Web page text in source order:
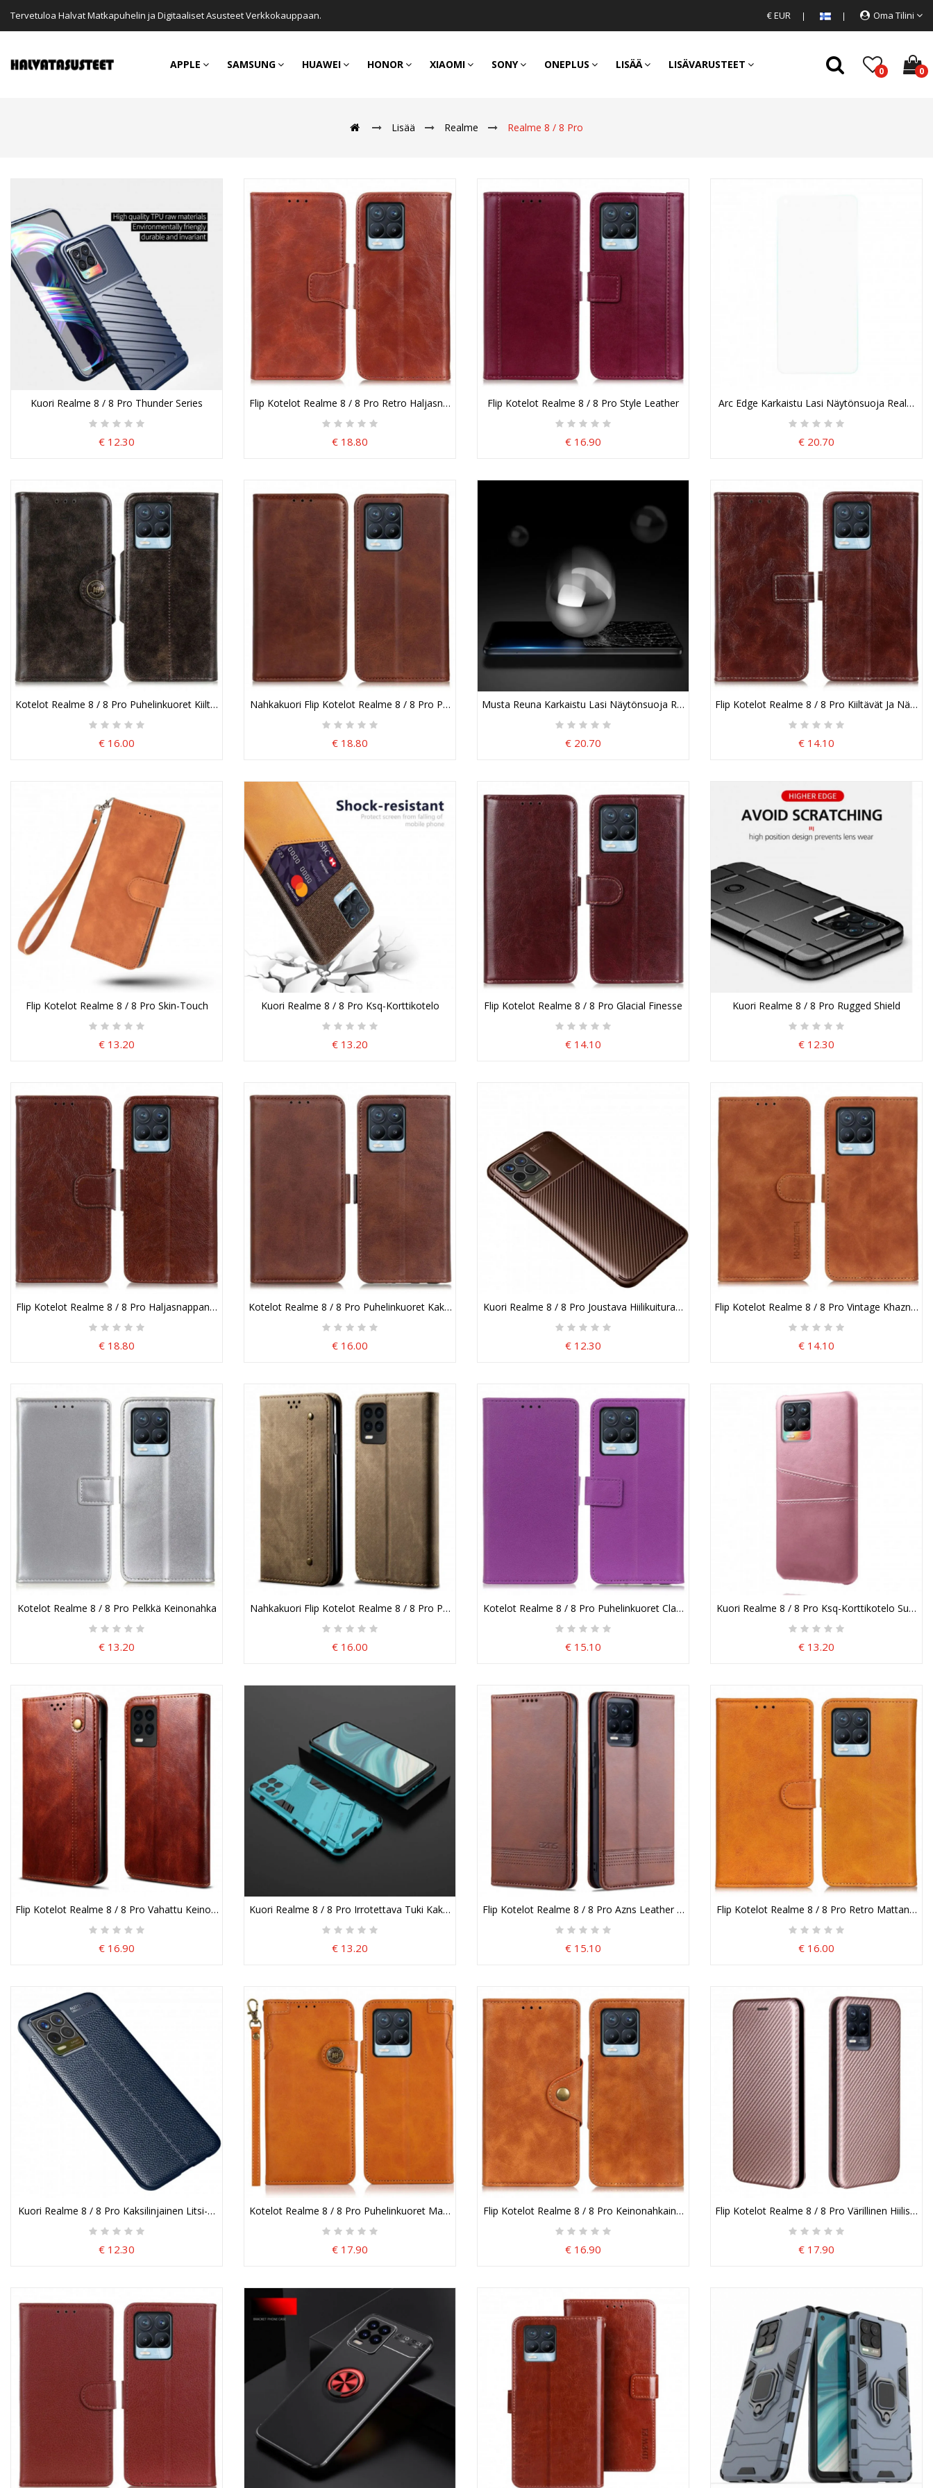
Tervetuloa Halvat Matkapuhelin ja Digitaaliset Asusteet Verkkokauppaan. € EUR Oma Tilini
APPLE SAMSUNG HUAWEI HONOR XIAOMI SONY ONEPLUS LISÄÄ LISÄVARUSTEET
0 0
Lisää Realme Realme 8 / 8 Pro
Kuori Realme 8 / 8 Pro Thunder Series
€ 12.30
Flip Kotelot Realme 8 / 8 Pro Retro Haljasnahkaa
€ 18.80
Flip Kotelot Realme 8 / 8 Pro Style Leather
€ 16.90
Arc Edge Karkaistu Lasi Näytönsuoja Realme
€ 20.70
Kotelot Realme 8 / 8 Pro Puhelinkuoret Kiiltävä Keinonahka Khazneh
€ 16.00
Nahkakuori Flip Kotelot Realme 8 / 8 Pro Puhelinkuoret Haljasnahka Elegance
€ 18.80
Musta Reuna Karkaistu Lasi Näytönsuoja Realme 8 / 8 Pro
€ 20.70
Flip Kotelot Realme 8 / 8 Pro Kiiltävät Ja
€ 14.10
Flip Kotelot Realme 8 / 8 Pro Skin-Touch
€ 13.20
Kuori Realme 8 / 8 Pro Ksq-Korttikotelo
€ 13.20
Flip Kotelot Realme 8 / 8 Pro Glacial Finesse
€ 14.10
Kuori Realme 8 / 8 Pro Rugged Shield
€ 12.30
Flip Kotelot Realme 8 / 8 Pro Haljasnappanahkaa
€ 18.80
Kotelot Realme 8 / 8 Pro Puhelinkuoret Kaksoisläppä
€ 16.00
Kuori Realme 8 / 8 Pro Joustava Hiilikuiturakenne
€ 12.30
Flip Kotelot Realme 8 / 8 Pro Vintage Khazneh
€ 14.10
Kotelot Realme 8 / 8 Pro Pelkkä Keinonahka
€ 13.20
Nahkakuori Flip Kotelot Realme 8 / 8 Pro Puhelinkuoret Denim Kangas
€ 16.00
Kotelot Realme 8 / 8 Pro Puhelinkuoret Classic Faux Leather
€ 15.10
Kuori Realme 8 / 8 Pro Ksq-Korttikotelo
€ 13.20
Flip Kotelot Realme 8 / 8 Pro Vahattu Keinonahka
€ 16.90
Kuori Realme 8 / 8 Pro Irrotettava Tuki Kaksi Handsfree-Asentoa Suojakuori
€ 13.20
Flip Kotelot Realme 8 / 8 Pro Azns Leather Style
€ 15.10
Flip Kotelot Realme 8 / 8 Pro Retro
€ 16.00
Kuori Realme 8 / 8 Pro Kaksilinjainen Litsi-Nahkaefekti
€ 12.30
Kotelot Realme 8 / 8 Pro Puhelinkuoret Magneettipainike Khazneh
€ 17.90
Flip Kotelot Realme 8 / 8 Pro Keinonahkainen Koristepainike
€ 16.90
Flip Kotelot Realme 8 / 8 Pro Värillinen
€ 17.90